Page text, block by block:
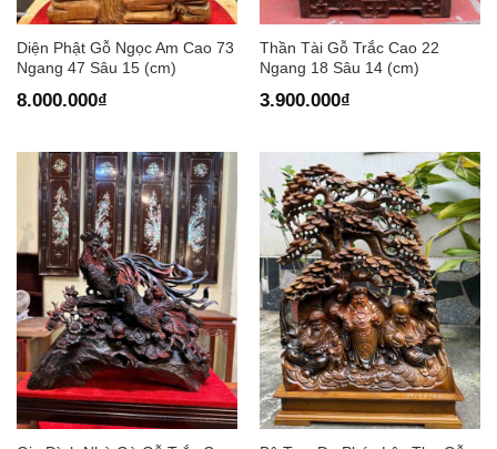
Diện Phật Gỗ Ngọc Am Cao 73
Ngang 47 Sâu 15 (cm)
8.000.000₫
Thần Tài Gỗ Trắc Cao 22
Ngang 18 Sâu 14 (cm)
3.900.000₫